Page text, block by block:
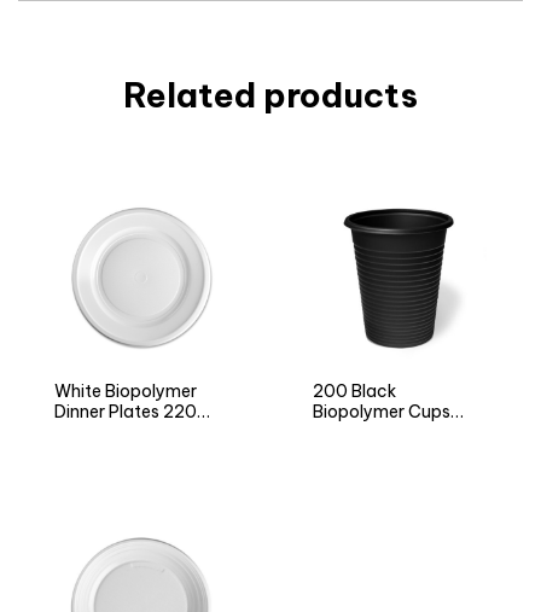
Related products
White Biopolymer
Dinner Plates 220
200 Black
Biopolymer Cups